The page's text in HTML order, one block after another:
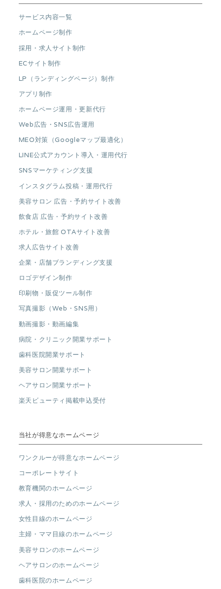
サービス内容一覧
ホームページ制作
採用・求人サイト制作
ECサイト制作
LP（ランディングページ）制作
アプリ制作
ホームページ運用・更新代行
Web広告・SNS広告運用
MEO対策（Googleマップ最適化）
LINE公式アカウント導入・運用代行
SNSマーケティング支援
インスタグラム投稿・運用代行
美容サロン 広告・予約サイト改善
飲食店 広告・予約サイト改善
ホテル・旅館 OTAサイト改善
求人広告サイト改善
企業・店舗ブランディング支援
ロゴデザイン制作
印刷物・販促ツール制作
写真撮影（Web・SNS用）
動画撮影・動画編集
病院・クリニック開業サポート
歯科医院開業サポート
美容サロン開業サポート
ヘアサロン開業サポート
楽天ビューティ掲載申込受付
当社が得意なホームページ
ワンクルーが得意なホームページ
コーポレートサイト
教育機関のホームページ
求人・採用のためのホームページ
女性目線のホームページ
主婦・ママ目線のホームページ
美容サロンのホームページ
ヘアサロンのホームページ
歯科医院のホームページ